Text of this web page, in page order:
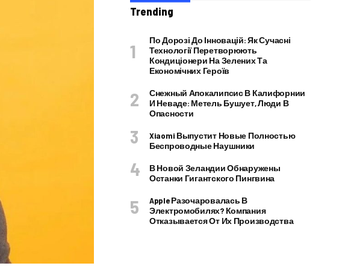
Trending
По Дорозі До Інновацій: Як Сучасні
Технології Перетворюють
Кондиціонери На Зелених Та
Економічних Героїв
Снежный Апокалипсис В Калифорнии
И Неваде: Метель Бушует, Люди В
Опасности
Xiaomi Выпустит Новые Полностью
Беспроводные Наушники
В Новой Зеландии Обнаружены
Останки Гигантского Пингвина
Apple Разочаровалась В
Электромобилях? Компания
Отказывается От Их Производства